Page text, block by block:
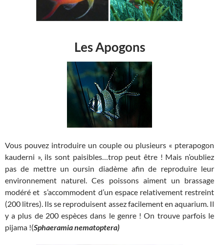
Les Apogons
Vous pouvez introduire un couple ou plusieurs « pterapogon
kauderni », ils sont paisibles…trop peut être ! Mais n’oubliez
pas de mettre un oursin diadème afin de reproduire leur
environnement naturel. Ces poissons aiment un brassage
modéré et s’accommodent d’un espace relativement restreint
(200 litres). Ils se reproduisent assez facilement en aquarium. Il
y a plus de 200 espèces dans le genre ! On trouve parfois le
pijama !(Sphaeramia nematoptera)